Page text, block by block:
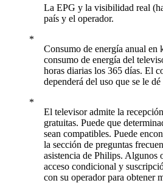
La EPG y la visibilidad real
país y el operador.
Consumo de energía anual en
consumo de energía del
horas diarias los 365 días. El
dependerá del uso que se le
El televisor admite la
gratuitas. Puede que
sean compatibles. Puede
la sección de preguntas
asistencia de Philips. Algunos
acceso condicional y
con su operador para obtener